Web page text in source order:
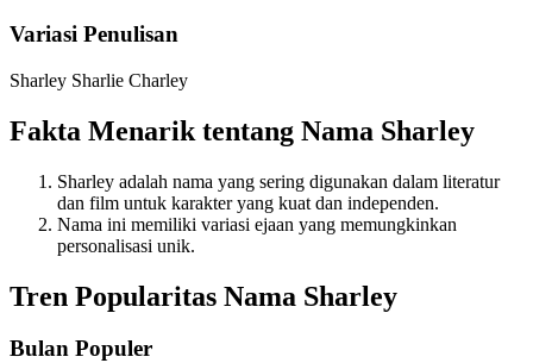
Variasi Penulisan
Sharley Sharlie Charley
Fakta Menarik tentang Nama Sharley
Sharley adalah nama yang sering digunakan dalam literatur
dan film untuk karakter yang kuat dan independen.
Nama ini memiliki variasi ejaan yang memungkinkan
personalisasi unik.
Tren Popularitas Nama Sharley
Bulan Populer